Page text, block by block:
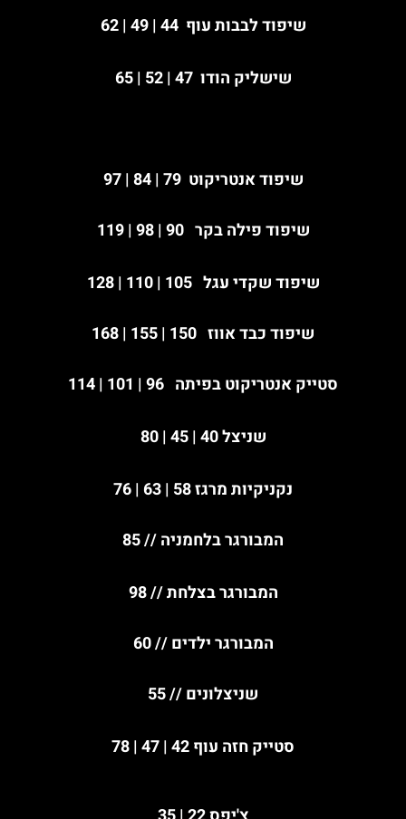
שיפודלבבות עוף44 | 49 | 62
שישליק הודו47 | 52 | 65
שיפוד אנטריקוט79 | 84 | 97
שיפודפילה בקר90 | 98 | 119
שיפוד שקדי עגל105 | 110 | 128
שיפודכבד אווז150 | 155 | 168
סטייק אנטריקוט בפיתה96 | 101 | 114
שניצל 40 | 45 | 80
נקניקיות מרגז 58 | 63 | 76
המבורגרבלחמניה// 85
המבורגרבצלחת// 98
המבורגר ילדים // 60
שניצלונים // 55
סטייק חזה עוף 42 | 47 | 78